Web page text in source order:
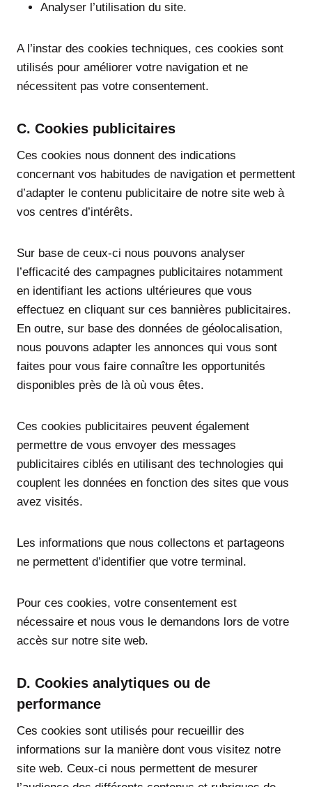
Analyser l’utilisation du site.
A l’instar des cookies techniques, ces cookies sont
utilisés pour améliorer votre navigation et ne
nécessitent pas votre consentement.
C. Cookies publicitaires
Ces cookies nous donnent des indications
concernant vos habitudes de navigation et permettent
d’adapter le contenu publicitaire de notre site web à
vos centres d’intérêts.
Sur base de ceux-ci nous pouvons analyser
l’efficacité des campagnes publicitaires notamment
en identifiant les actions ultérieures que vous
effectuez en cliquant sur ces bannières publicitaires.
En outre, sur base des données de géolocalisation,
nous pouvons adapter les annonces qui vous sont
faites pour vous faire connaître les opportunités
disponibles près de là où vous êtes.
Ces cookies publicitaires peuvent également
permettre de vous envoyer des messages
publicitaires ciblés en utilisant des technologies qui
couplent les données en fonction des sites que vous
avez visités.
Les informations que nous collectons et partageons
ne permettent d’identifier que votre terminal.
Pour ces cookies, votre consentement est
nécessaire et nous vous le demandons lors de votre
accès sur notre site web.
D. Cookies analytiques ou de
performance
Ces cookies sont utilisés pour recueillir des
informations sur la manière dont vous visitez notre
site web. Ceux-ci nous permettent de mesurer